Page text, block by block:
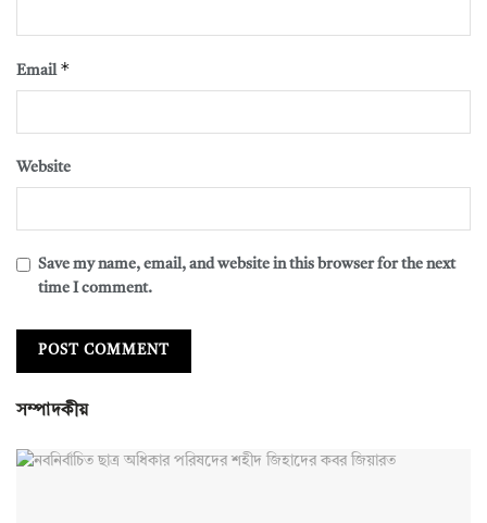
Email *
Website
Save my name, email, and website in this browser for the next
time I comment.
সম্পাদকীয়